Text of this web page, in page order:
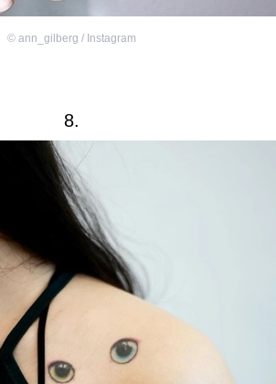
© ann_gilberg / Instagram
8.